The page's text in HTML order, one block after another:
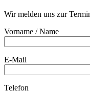
Wir melden uns zur
Vorname / Name
E-Mail
Telefon